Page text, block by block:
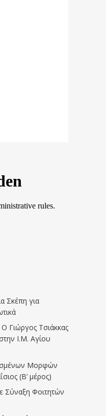
Σκέπη για
Γιώργος Τσιάκκας
Ι.Μ. Αγίου
Μορφών
(Β’ μέρος)
Σύναξη Φοιτητών